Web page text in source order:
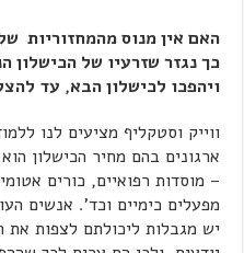
האם אין מנוס מהמחזוריות
כך נגזר שזרעיו של הכישלון
ויהפכו לכישלון הבא, עד
ווייק וסטקליף מציעים לנו
ארגונים בהם מחיר הכישלון
– מוסדות רפואיים, כורים
מפעלים כימיים וכד'. אנשים
יש מגבלות ליכולתם לצפות